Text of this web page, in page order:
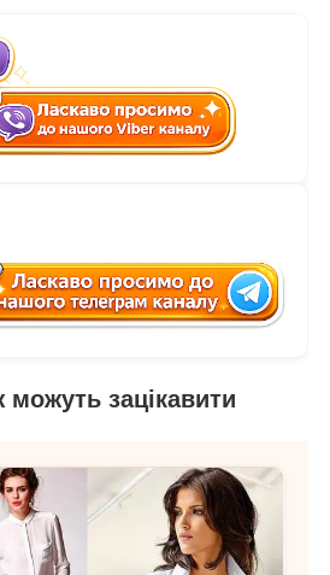
можуть зацікавити